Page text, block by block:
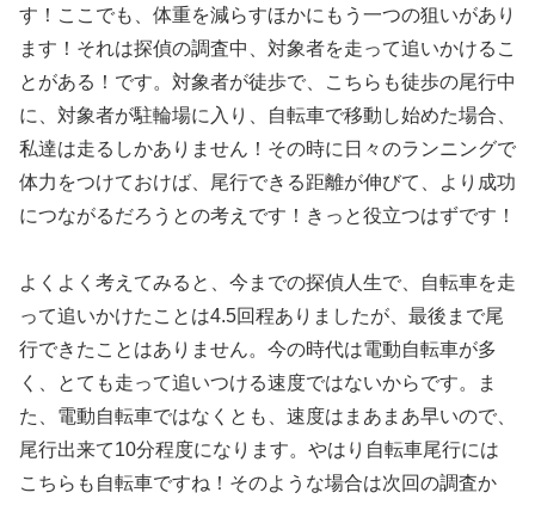
す！ここでも、体重を減らすほかにもう一つの狙いがあり
ます！それは探偵の調査中、対象者を走って追いかけるこ
とがある！です。対象者が徒歩で、こちらも徒歩の尾行中
に、対象者が駐輪場に入り、自転車で移動し始めた場合、
私達は走るしかありません！その時に日々のランニングで
体力をつけておけば、尾行できる距離が伸びて、より成功
につながるだろうとの考えです！きっと役立つはずです！
よくよく考えてみると、今までの探偵人生で、自転車を走
って追いかけたことは4.5回程ありましたが、最後まで尾
行できたことはありません。今の時代は電動自転車が多
く、とても走って追いつける速度ではないからです。ま
た、電動自転車ではなくとも、速度はまあまあ早いので、
尾行出来て10分程度になります。やはり自転車尾行には
こちらも自転車ですね！そのような場合は次回の調査か